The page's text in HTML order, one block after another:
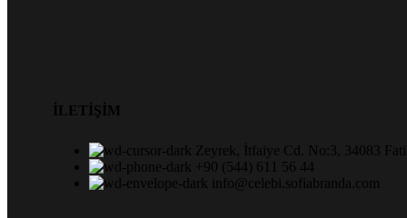
İLETİŞİM
Zeyrek, İtfaiye Cd. No:3, 34083
+90 (544) 611 56 44
info@celebi.sofiabranda.com